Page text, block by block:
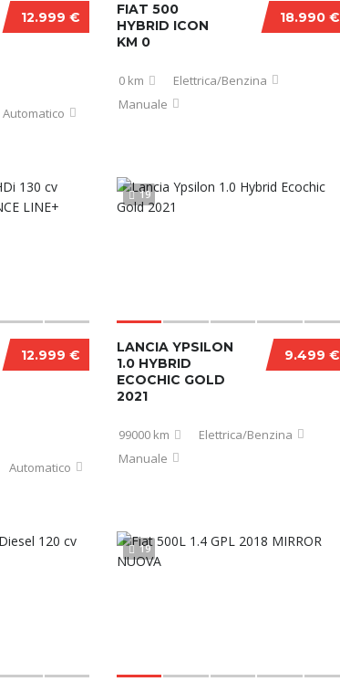
12.999 €
Automatico
18.990 €
FIAT 500
HYBRID ICON
KM 0
0 km
Elettrica/Benzina
Manuale
12.999 €
Automatico
19
9.499 €
LANCIA YPSILON
1.0 HYBRID
ECOCHIC GOLD
2021
99000 km
Elettrica/Benzina
Manuale
19